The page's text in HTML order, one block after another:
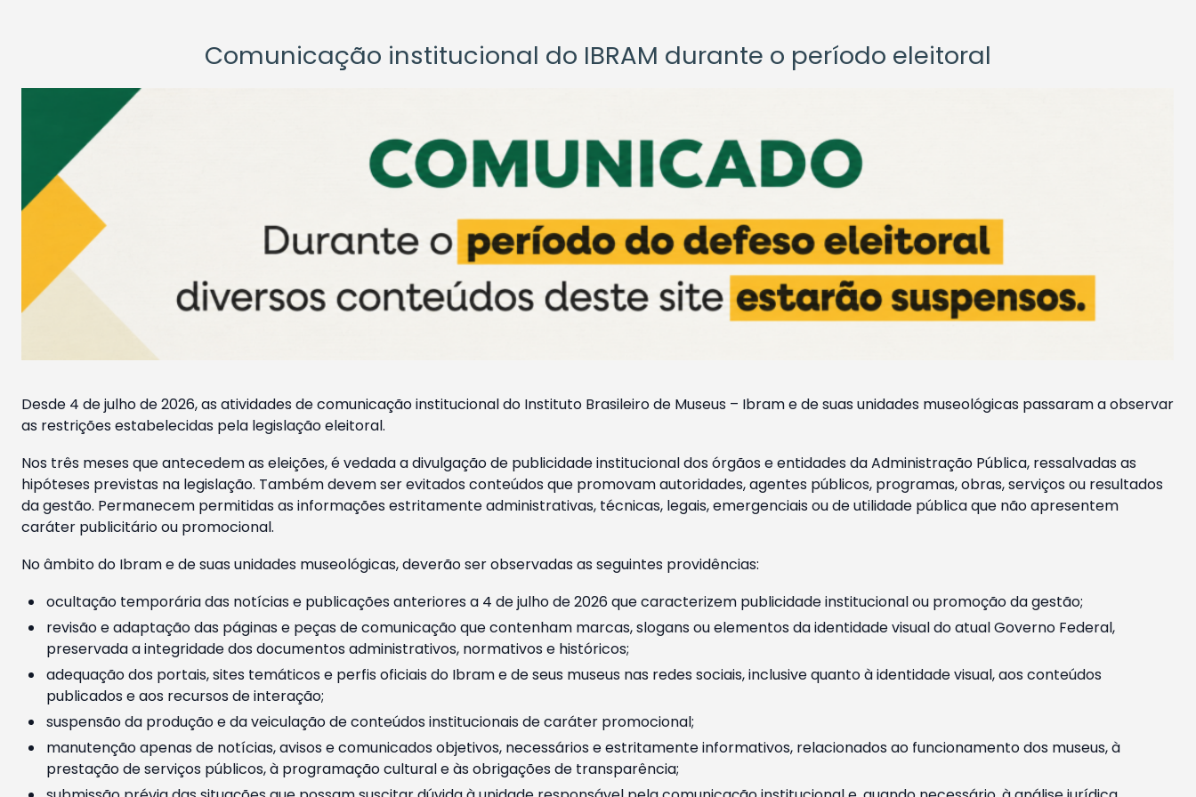
Comunicação institucional do IBRAM durante o período eleitoral
Desde 4 de julho de 2026, as atividades de comunicação institucional do Instituto Brasileiro de Museus – Ibram e de suas unidades museológicas passaram a observar
as restrições estabelecidas pela legislação eleitoral.
Nos três meses que antecedem as eleições, é vedada a divulgação de publicidade institucional dos órgãos e entidades da Administração Pública, ressalvadas as
hipóteses previstas na legislação. Também devem ser evitados conteúdos que promovam autoridades, agentes públicos, programas, obras, serviços ou resultados
da gestão. Permanecem permitidas as informações estritamente administrativas, técnicas, legais, emergenciais ou de utilidade pública que não apresentem
caráter publicitário ou promocional.
No âmbito do Ibram e de suas unidades museológicas, deverão ser observadas as seguintes providências:
ocultação temporária das notícias e publicações anteriores a 4 de julho de 2026 que caracterizem publicidade institucional ou promoção da gestão;
revisão e adaptação das páginas e peças de comunicação que contenham marcas, slogans ou elementos da identidade visual do atual Governo Federal,
preservada a integridade dos documentos administrativos, normativos e históricos;
adequação dos portais, sites temáticos e perfis oficiais do Ibram e de seus museus nas redes sociais, inclusive quanto à identidade visual, aos conteúdos
publicados e aos recursos de interação;
suspensão da produção e da veiculação de conteúdos institucionais de caráter promocional;
manutenção apenas de notícias, avisos e comunicados objetivos, necessários e estritamente informativos, relacionados ao funcionamento dos museus, à
prestação de serviços públicos, à programação cultural e às obrigações de transparência;